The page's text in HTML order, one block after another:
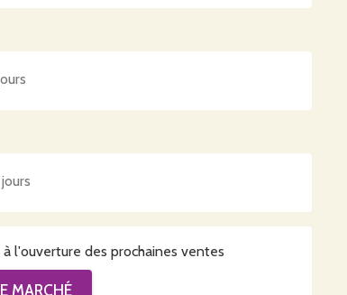
l'ouverture des prochaines ventes
MARCHÉ